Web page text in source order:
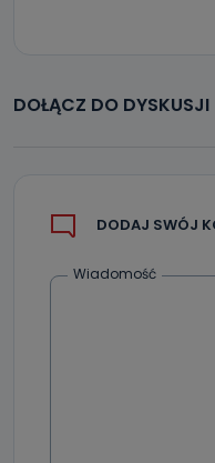
DOŁĄCZ DO DYSKUSJI
DODAJ SWÓJ
Wiadomość